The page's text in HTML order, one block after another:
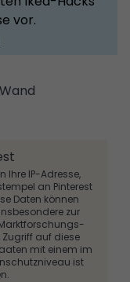
vor.
Ihre IP-Adresse,
an Pinterest
Daten können
zur
Zugriff auf diese
mit einem im
ist